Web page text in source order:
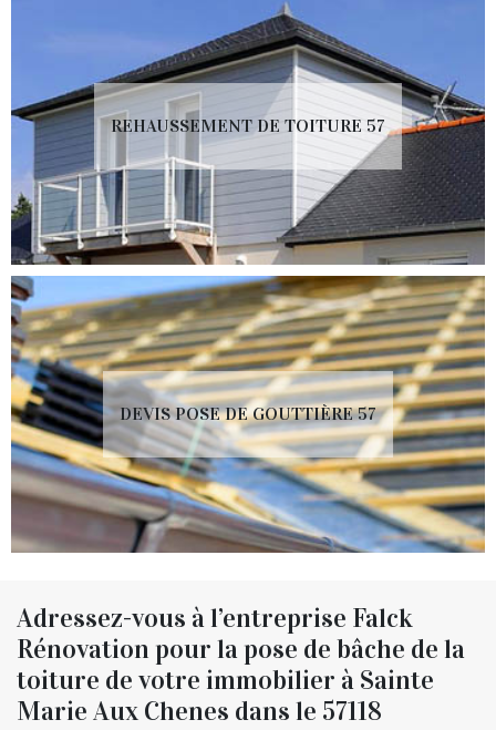
REHAUSSEMENT DE TOITURE 57
DEVIS POSE DE GOUTTIÈRE 57
Adressez-vous à l’entreprise Falck
Rénovation pour la pose de bâche de la
toiture de votre immobilier à Sainte
Marie Aux Chenes dans le 57118